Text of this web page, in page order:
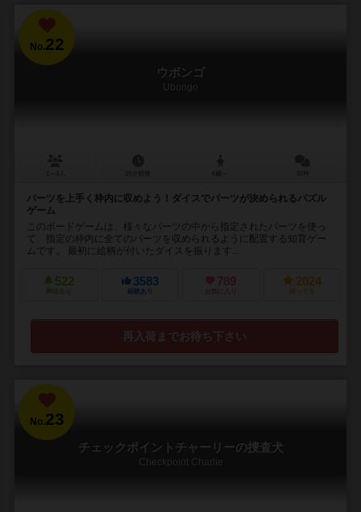
No.22
ウボンゴ
Ubongo
パーツを上手く枠内に収めよう！ダイスでパーツが決められるパズル
ゲーム
このボードゲームは、様々なパーツの中から指定されたパーツを使っ
て、指定の枠内に全てのパーツを収められるように配置する知育ゲー
ムです。 最初に絵柄が付いたダイスを振ります...
522
興味あり
3583
経験あり
789
お気に入り
2024
持ってる
再入荷までお待ち下さい
No.23
チェックポイントチャーリーの捜査犬
Checkpoint Charlie